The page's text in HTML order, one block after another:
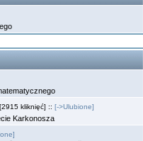
kliknięć] :: [->Ulubione]
Karkonosza